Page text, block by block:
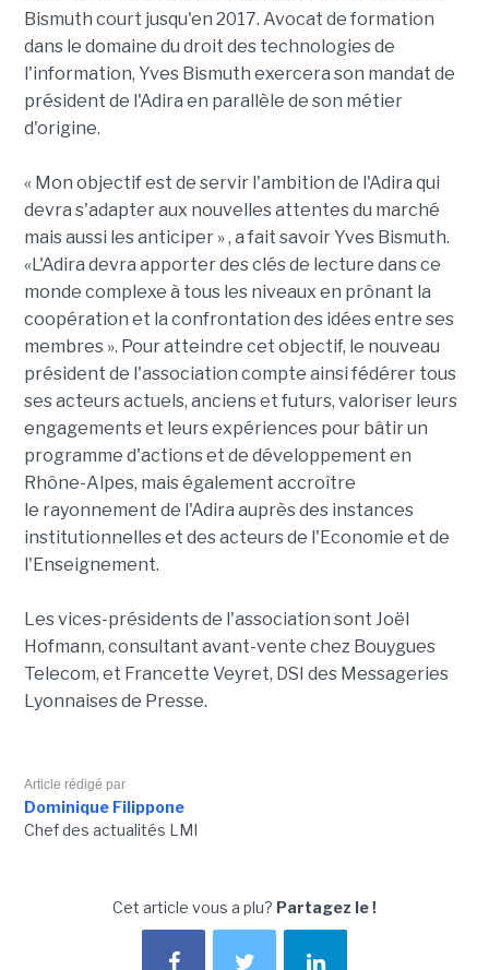
Bismuth court jusqu'en 2017. Avocat de formation
dans le domaine du droit des technologies de
l'information, Yves Bismuth exercera son mandat de
président de l'Adira en parallèle de son métier
d'origine.
« Mon objectif est de servir l'ambition de l'Adira qui
devra s'adapter aux nouvelles attentes du marché
mais aussi les anticiper », a fait savoir Yves Bismuth.
«L'Adira devra apporter des clés de lecture dans ce
monde complexe à tous les niveaux en prônant la
coopération et la confrontation des idées entre ses
membres ». Pour atteindre cet objectif, le nouveau
président de l'association compte ainsi fédérer tous
ses acteurs actuels, anciens et futurs, valoriser leurs
engagements et leurs expériences pour bâtir un
programme d'actions et de développement en
Rhône-Alpes, mais également accroître
le rayonnement de l'Adira auprès des instances
institutionnelles et des acteurs de l'Economie et de
l'Enseignement.
Les vices-présidents de l'association sont Joël
Hofmann, consultant avant-vente chez Bouygues
Telecom, et Francette Veyret, DSI des Messageries
Lyonnaises de Presse.
Article rédigé par
Dominique Filippone
Chef des actualités LMI
Cet article vous a plu? Partagez le !